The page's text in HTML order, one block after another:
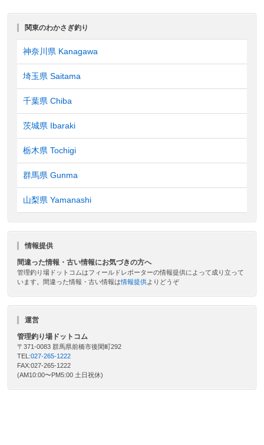
関東のわかさぎ釣り
神奈川県 Kanagawa
埼玉県 Saitama
千葉県 Chiba
茨城県 Ibaraki
栃木県 Tochigi
群馬県 Gunma
山梨県 Yamanashi
情報提供
間違った情報・古い情報にお気づきの方へ
管理釣り場ドットコムはフィールドレポーターの情報提供によって成り立って
います。間違った情報・古い情報は情報提供よりどうぞ
運営
管理釣り場ドットコム
〒371-0083 群馬県前橋市後閑町292
TEL:027-265-1222
FAX:027-265-1222
(AM10:00〜PM5:00 土日祝休)